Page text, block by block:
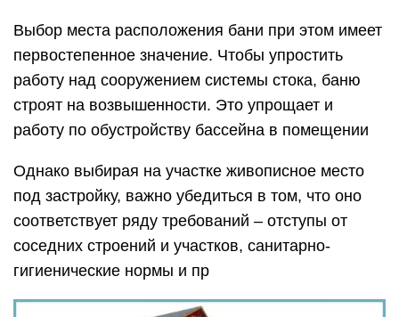
Выбор места расположения бани при этом имеет
первостепенное значение. Чтобы упростить
работу над сооружением системы стока, баню
строят на возвышенности. Это упрощает и
работу по обустройству бассейна в помещении
Однако выбирая на участке живописное место
под застройку, важно убедиться в том, что оно
соответствует ряду требований – отступы от
соседних строений и участков, санитарно-
гигиенические нормы и пр